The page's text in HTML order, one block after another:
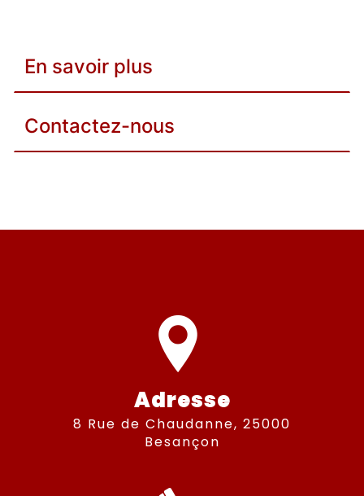
En savoir plus
Contactez-nous
Adresse
8 Rue de Chaudanne, 25000
Besançon